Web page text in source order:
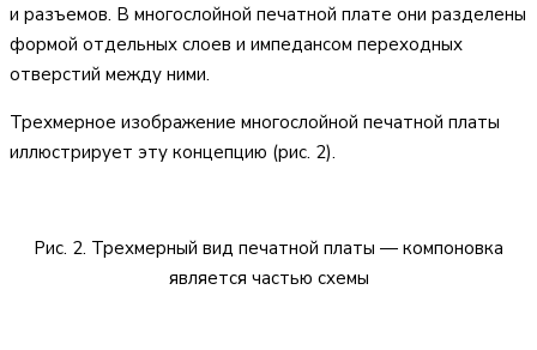
и разъемов. В многослойной печатной плате они разделены
формой отдельных слоев и импедансом переходных
отверстий между ними.
Трехмерное изображение многослойной печатной платы
иллюстрирует эту концепцию (рис. 2).
Рис. 2. Трехмерный вид печатной платы — компоновка
является частью схемы